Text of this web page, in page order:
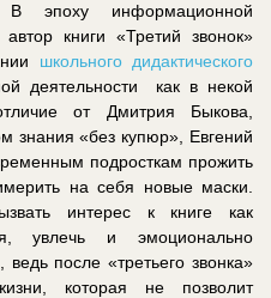
эпоху информационной
книги «Третий звонок»
школьного дидактического
деятельности как в некой
от Дмитрия Быкова,
знания «без купюр», Евгений
подросткам прожить
на себя новые маски.
интерес к книге как
увлечь и эмоционально
после «третьего звонка»
которая не позволит